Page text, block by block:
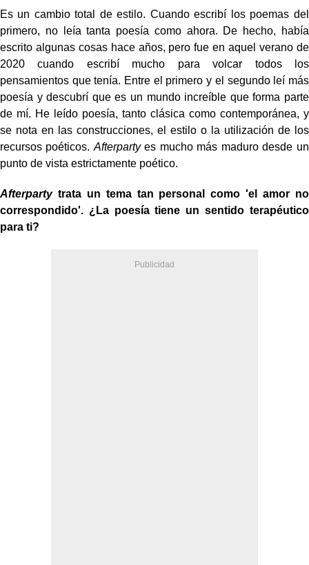
Es un cambio total de estilo. Cuando escribí los poemas del
primero, no leía tanta poesía como ahora. De hecho, había
escrito algunas cosas hace años, pero fue en aquel verano de
2020 cuando escribí mucho para volcar todos los
pensamientos que tenía. Entre el primero y el segundo leí más
poesía y descubrí que es un mundo increíble que forma parte
de mí. He leído poesía, tanto clásica como contemporánea, y
se nota en las construcciones, el estilo o la utilización de los
recursos poéticos. Afterpartyes mucho más maduro desde un
punto de vista estrictamente poético.
Afterpartytrata un tema tan personal como 'el amor no
correspondido'. ¿La poesía tiene un sentido terapéutico
para ti?